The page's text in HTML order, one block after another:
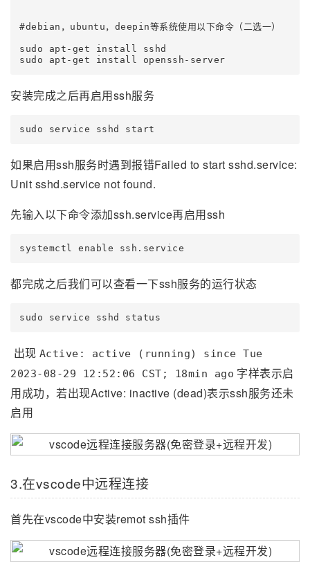
#debian，ubuntu，deepin等系统使用以下命令（二选一）
sudo apt-get install sshd
sudo apt-get install openssh-server
安装完成之后再启用ssh服务
sudo service sshd start
如果启用ssh服务时遇到报错Failed to start sshd.service:
Unit sshd.service not found.
先输入以下命令添加ssh.service再启用ssh
systemctl enable ssh.service
都完成之后我们可以查看一下ssh服务的运行状态
sudo service sshd status
出现 Active: active (running) since Tue
2023-08-29 12:52:06 CST; 18min ago 字样表示启
用成功，若出现Active: inactive (dead)表示ssh服务还未
启用
3.在vscode中远程连接
首先在vscode中安装remot ssh插件